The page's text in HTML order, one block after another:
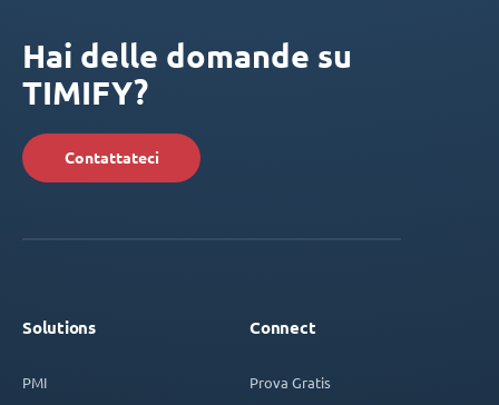
Hai delle domande su
TIMIFY?
Contattateci
Solutions
PMI
Connect
Prova Gratis